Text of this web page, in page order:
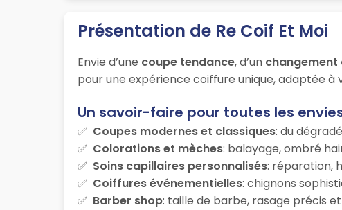
Présentation de Re Coif Et Moi
Envie d’une coupe tendance, d’un changement
pour une expérience coiffure unique, adaptée
Un savoir-faire pour toutes les
Coupes modernes et classiques: du
Colorations et mèches: balayage, ombré
Soins capillaires personnalisés: réparation,
Coiffures événementielles: chignons
Barber shop: taille de barbe, rasage précis